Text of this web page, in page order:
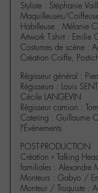
Styliste : Stéphanie
Maquilleuses/
Habilleuse : Mélanie
Artwork T.shirt : Emilie
Costumes de scène :
Création Coiffe,
Régisseur général :
Régisseurs : Louis
Cécile LANGEVIN
Régisseur camion :
Catering : Guillaume
l’Évènements
POST-PRODUCTION
Création « Talking
familiales : Alexandre
Monteurs : Gabyo /
Monteur / Truquiste :